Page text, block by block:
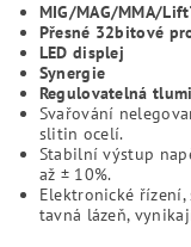
MIG/MAG/MMA/
Přesné 32bitové
LED displej
Synergie
Regulovatelná
Svařování
slitin ocelí.
Stabilní výstup
až ± 10%.
Elektronické
tavná lázeň,